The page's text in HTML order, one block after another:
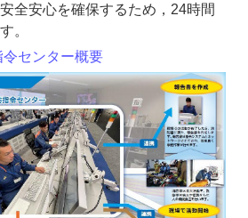
全安心を確保するため，24時間
。
センター概要